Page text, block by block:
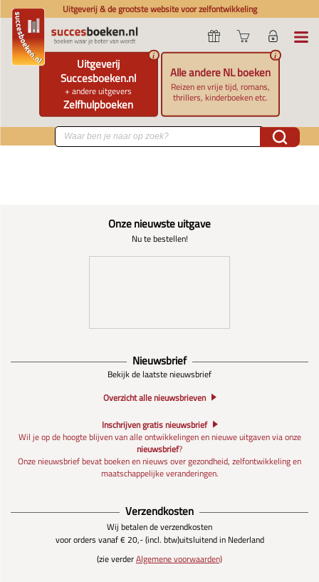
Uitgeverij & de grootste website voor zelfontwikkeling
Uitgeverij
Succesboeken.nl
+ andere uitgevers
Zelfhulpboeken
i
Alle andere NL boeken
Reizen en vrije tijd, romans,
thrillers, kinderboeken etc.
i
Onze nieuwste uitgave
Nu te bestellen!
Nieuwsbrief
Bekijk de laatste nieuwsbrief
Overzicht alle nieuwsbrieven
Inschrijven gratis nieuwsbrief
Wil je op de hoogte blijven van alle ontwikkelingen en nieuwe uitgaven via onze
nieuwsbrief?
Onze nieuwsbrief bevat boeken en nieuws over gezondheid, zelfontwikkeling en
maatschappelijke veranderingen.
Verzendkosten
Wij betalen de verzendkosten
voor orders vanaf € 20,- (incl. btw)uitsluitend in Nederland
(zie verderAlgemene voorwaarden)